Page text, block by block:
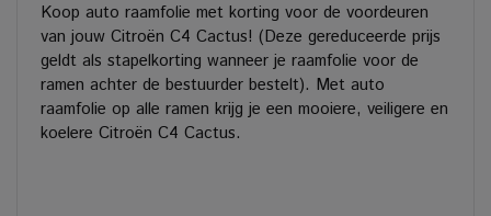
Koop auto raamfolie met korting voor de voordeuren
van jouw Citroën C4 Cactus! (Deze gereduceerde prijs
geldt als stapelkorting wanneer je raamfolie voor de
ramen achter de bestuurder bestelt). Met auto
raamfolie op alle ramen krijg je een mooiere, veiligere en
koelere Citroën C4 Cactus.